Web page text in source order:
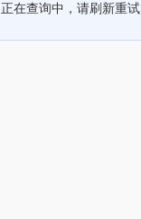
正在查询中，请刷新重试